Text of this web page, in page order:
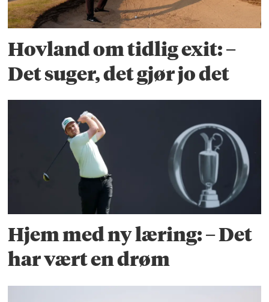
Hovland om tidlig exit: –
Det suger, det gjør jo det
Hjem med ny læring: – Det
har vært en drøm